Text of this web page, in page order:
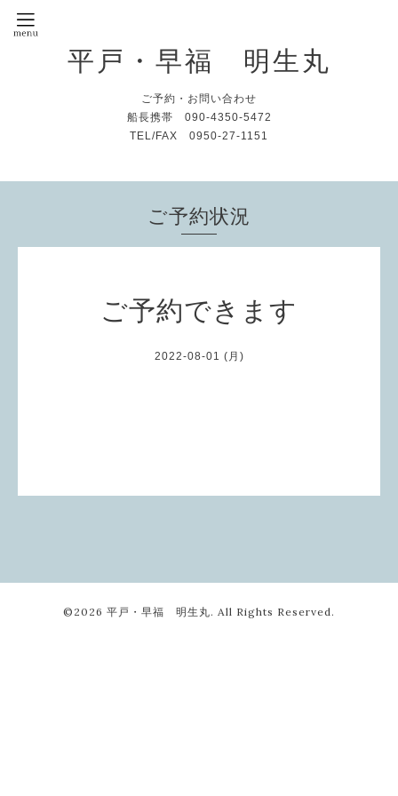
平戸・早福 明生丸
ご予約・お問い合わせ
船長携帯 090-4350-5472
TEL/FAX 0950-27-1151
ご予約状況
ご予約できます
2022-08-01 (月)
©2026 平戸・早福 明生丸. All Rights Reserved.